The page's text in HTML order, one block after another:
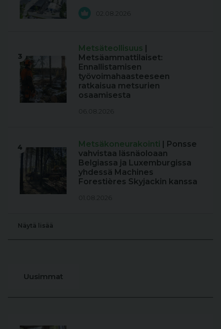
02.08.2026
3
Metsäteollisuus |
Metsäammattilaiset:
Ennallistamisen
työvoimahaasteeseen
ratkaisua metsurien
osaamisesta
06.08.2026
4 Metsäkoneurakointi | Ponsse
vahvistaa läsnäoloaan
Belgiassa ja Luxemburgissa
yhdessä Machines
Forestières Skyjackin kanssa
01.08.2026
Näytä lisää
Uusimmat